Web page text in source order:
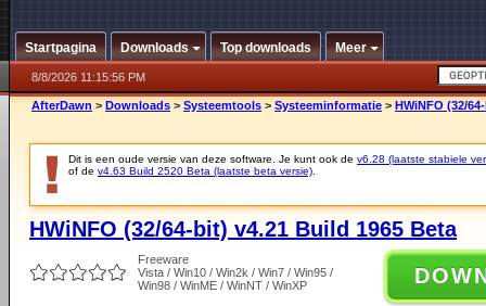
Startpagina Downloads Top downloads Meer
8/8/2026 11:15:56 PM
AfterDawn > Downloads > Systeemtools > Systeeminformatie > HWiNFO (32/
Dit is een oude versie van deze software. Je kunt ook de v6.28 (laatste stabiele
of de v4.63 Build 2520 Beta (laatste beta versie)
HWiNFO (32/64-bit) v4.21 Build 1965 Beta
Freeware
Vista / Win10 / Win2k / Win7 / Win95 /
Win98 / WinME / WinNT / WinXP